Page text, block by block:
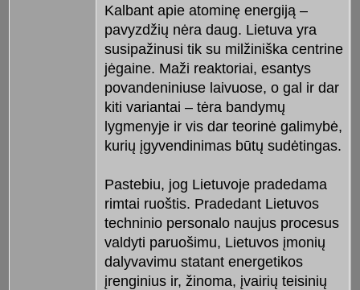
Kalbant apie atominę energiją –
pavyzdžių nėra daug. Lietuva yra
susipažinusi tik su milžiniška centrine
jėgaine. Maži reaktoriai, esantys
povandeniniuse laivuose, o gal ir dar
kiti variantai – tėra bandymų
lygmenyje ir vis dar teorinė galimybė,
kurių įgyvendinimas būtų sudėtingas.
Pastebiu, jog Lietuvoje pradedama
rimtai ruoštis. Pradedant Lietuvos
techninio personalo naujus procesus
valdyti paruošimu, Lietuvos įmonių
dalyvavimu statant energetikos
įrenginius ir, žinoma, įvairių teisinių